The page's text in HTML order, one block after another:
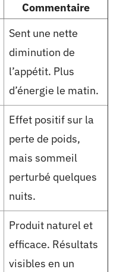
Commentaire
Sent une nette
diminution de
l’appétit. Plus
d’énergie le matin.
Effet positif sur la
perte de poids,
mais sommeil
perturbé quelques
nuits.
Produit naturel et
efficace. Résultats
visibles en un